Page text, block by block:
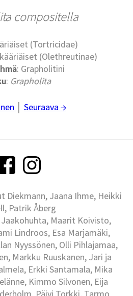
compositella
(Tortricidae)
(Olethreutinae)
: Grapholitini
: Grapholita
Seuraava →
Diekmann, Jaana Ihme, Heikki
Patrik Åberg
Maarit Koivisto,
Lindroos, Esa Marjamäki,
Nyyssönen, Olli Pihlajamaa,
Markku Ruuskanen, Jari ja
Erkki Santamala, Mika
Kimmo Silvonen, Eija